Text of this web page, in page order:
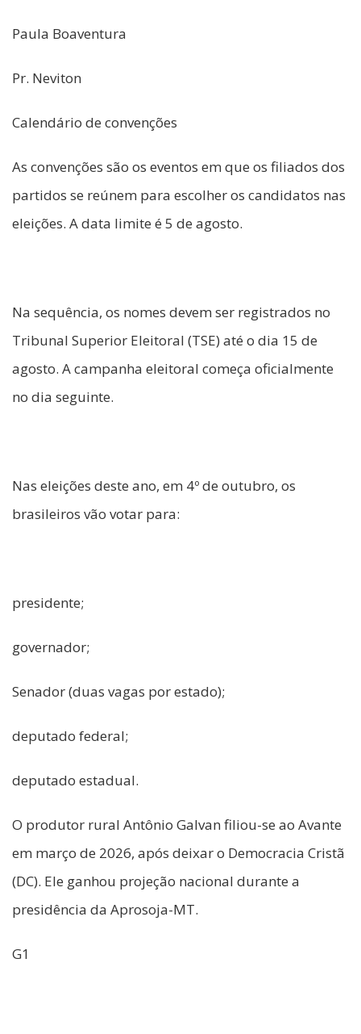
Paula Boaventura
Pr. Neviton
Calendário de convenções
As convenções são os eventos em que os filiados dos
partidos se reúnem para escolher os candidatos nas
eleições. A data limite é 5 de agosto.
Na sequência, os nomes devem ser registrados no
Tribunal Superior Eleitoral (TSE) até o dia 15 de
agosto. A campanha eleitoral começa oficialmente
no dia seguinte.
Nas eleições deste ano, em 4º de outubro, os
brasileiros vão votar para:
presidente;
governador;
Senador (duas vagas por estado);
deputado federal;
deputado estadual.
O produtor rural Antônio Galvan filiou-se ao Avante
em março de 2026, após deixar o Democracia Cristã
(DC). Ele ganhou projeção nacional durante a
presidência da Aprosoja-MT.
G1